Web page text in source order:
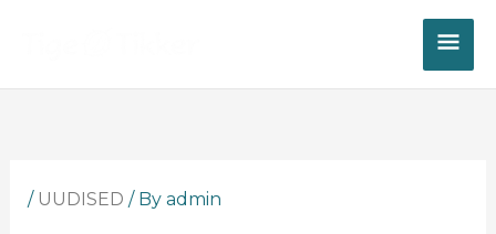
/ UUDISED / By admin